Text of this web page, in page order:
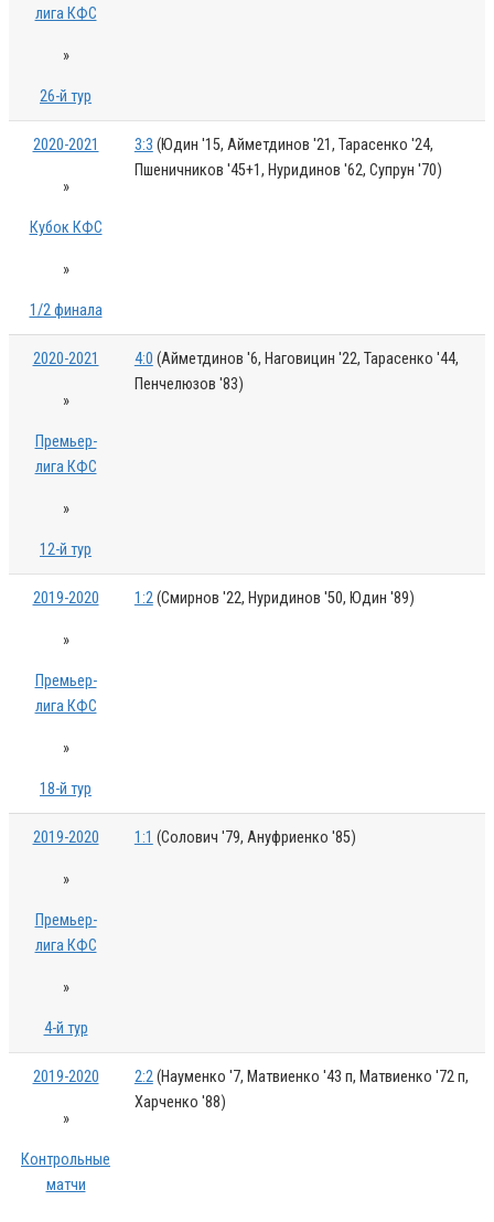
лига КФС
»
26-й тур
2020-2021
»
Кубок КФС
»
1/2 финала
3:3 (Юдин '15, Айметдинов '21, Тарасенко '24,
Пшеничников '45+1, Нуридинов '62, Супрун '70)
2020-2021
»
Премьер-
лига КФС
»
12-й тур
4:0 (Айметдинов '6, Наговицин '22, Тарасенко '44,
Пенчелюзов '83)
2019-2020
»
Премьер-
лига КФС
»
18-й тур
1:2(Смирнов '22, Нуридинов '50, Юдин '89)
2019-2020
»
Премьер-
лига КФС
»
4-й тур
1:1 (Солович '79, Ануфриенко '85)
2019-2020
»
Контрольные
матчи
2:2(Науменко '7, Матвиенко '43 п, Матвиенко '72 п,
Харченко '88)